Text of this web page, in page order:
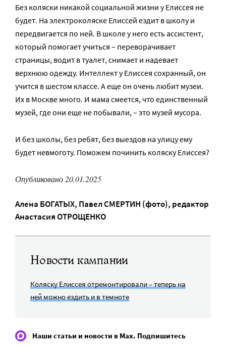
Без коляски никакой социальной жизни у Елиссея не
будет. На электроколяске Елиссей ездит в школу и
передвигается по ней. В школе у него есть ассистент,
который помогает учиться – переворачивает
страницы, водит в туалет, снимает и надевает
верхнюю одежду. Интеллект у Елиссея сохранный, он
учится в шестом классе. А еще он очень любит музеи.
Их в Москве много. И мама смеется, что единственный
музей, где они еще не побывали, – это музей мусора.
И без школы, без ребят, без выездов на улицу ему
будет невмоготу. Поможем починить коляску Елиссея?
Опубликовано 20.01.2025
Алена БОГАТЫХ, Павел СМЕРТИН (фото), редактор
Анастасия ОТРОЩЕНКО
Новости кампании
Коляску Елиссея отремонтировали – теперь на
ней можно ездить и в темноте
Наши статьи и новости в Max. Подпишитесь